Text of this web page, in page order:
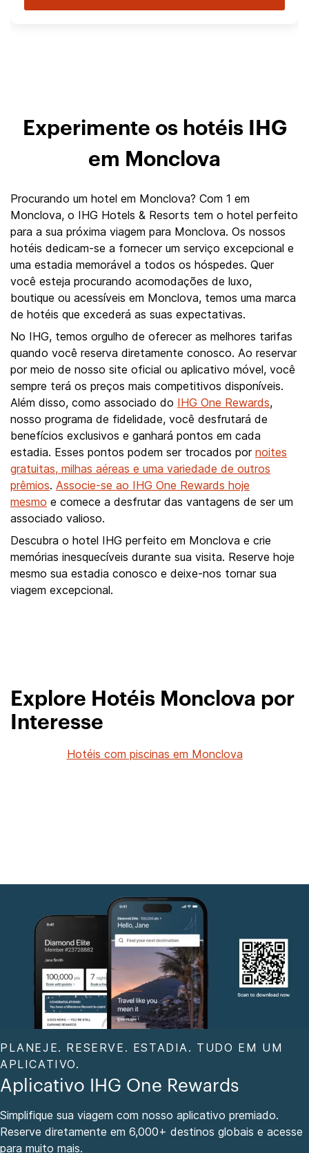
Experimente os hotéis IHG
em Monclova
Procurando um hotel em Monclova? Com 1 em
Monclova, o IHG Hotels & Resorts tem o hotel perfeito
para a sua próxima viagem para Monclova. Os nossos
hotéis dedicam-se a fornecer um serviço excepcional e
uma estadia memorável a todos os hóspedes. Quer
você esteja procurando acomodações de luxo,
boutique ou acessíveis em Monclova, temos uma marca
de hotéis que excederá as suas expectativas.
No IHG, temos orgulho de oferecer as melhores tarifas
quando você reserva diretamente conosco. Ao reservar
por meio de nosso site oficial ou aplicativo móvel, você
sempre terá os preços mais competitivos disponíveis.
Além disso, como associado do IHG One Rewards,
nosso programa de fidelidade, você desfrutará de
benefícios exclusivos e ganhará pontos em cada
estadia. Esses pontos podem ser trocados por noites
gratuitas, milhas aéreas e uma variedade de outros
prêmios. Associe-se ao IHG One Rewards hoje
mesmo e comece a desfrutar das vantagens de ser um
associado valioso.
Descubra o hotel IHG perfeito em Monclova e crie
memórias inesquecíveis durante sua visita. Reserve hoje
mesmo sua estadia conosco e deixe-nos tornar sua
viagem excepcional.
Explore Hotéis Monclova por
Interesse
Hotéis com piscinas em Monclova
PLANEJE. RESERVE. ESTADIA. TUDO EM UM
APLICATIVO.
Aplicativo IHG One Rewards
Simplifique sua viagem com nosso aplicativo premiado.
Reserve diretamente em 6,000+ destinos globais e acesse
para muito mais.